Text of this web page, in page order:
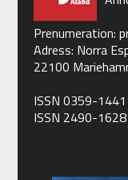
Prenumeration:
Adress: Norra
22100
ISSN 0359-
ISSN 2490-1628